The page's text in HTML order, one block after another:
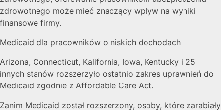
zdrowotnego może mieć znaczący wpływ na wyniki
finansowe firmy.
Medicaid dla pracowników o niskich dochodach
Arizona, Connecticut, Kalifornia, Iowa, Kentucky i 25
innych stanów rozszerzyło ostatnio zakres uprawnień do
Medicaid zgodnie z Affordable Care Act.
Zanim Medicaid został rozszerzony, osoby, które zarabiały